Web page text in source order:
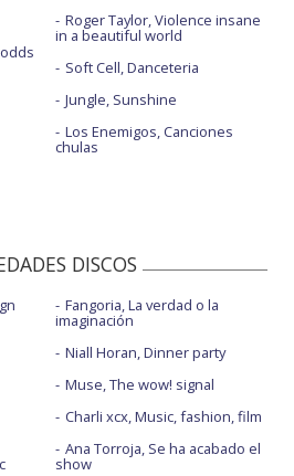
Roger Taylor, Violence insane
in a beautiful world
Soft Cell, Danceteria
Jungle, Sunshine
Los Enemigos, Canciones
chulas
DISCOS
Fangoria, La verdad o la
imaginación
Niall Horan, Dinner party
Muse, The wow! signal
Charli xcx, Music, fashion, film
Ana Torroja, Se ha acabado el
show